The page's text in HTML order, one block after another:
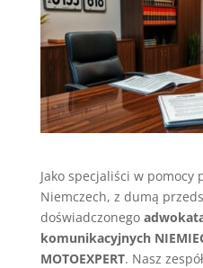
Jako specjaliści w pomocy
Niemczech, z dumą
doświadczonego
komunikacyjnych
MOTOEXPERT. Nasz